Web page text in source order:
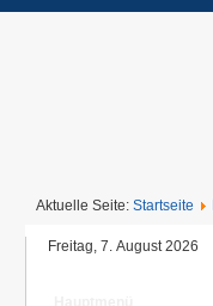
Aktuelle Seite: Startseite
Freitag, 7. August 2026